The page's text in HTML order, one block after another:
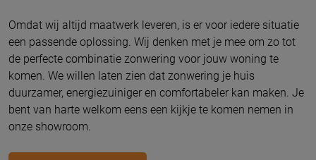
Omdat wij altijd maatwerk leveren, is er voor iedere situatie
een passende oplossing. Wij denken met je mee om zo tot
de perfecte combinatie zonwering voor jouw woning te
komen. We willen laten zien dat zonwering je huis
duurzamer, energiezuiniger en comfortabeler kan maken. Je
bent van harte welkom eens een kijkje te komen nemen in
onze showroom.